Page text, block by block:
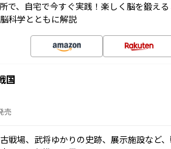
で、自宅で今すぐ実践！楽しく脳を鍛え
科学とともに解説
国
売
戦場、武将ゆかりの史跡、展示施設など